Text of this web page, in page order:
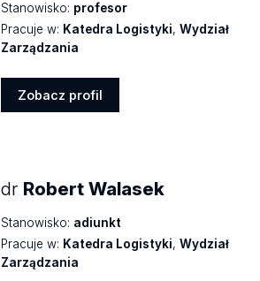
Stanowisko: profesor
Pracuje w: Katedra Logistyki,Wydział
Zarządzania
Zobacz profil
dr Robert Walasek
Stanowisko: adiunkt
Pracuje w: Katedra Logistyki,Wydział
Zarządzania